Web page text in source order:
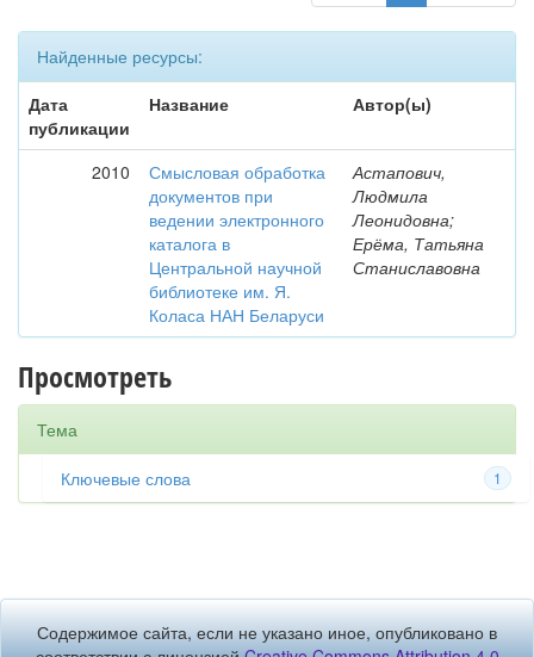
Найденные ресурсы:
Дата
публикации
Название Автор(ы)
2010
Смысловая обработка
документов при
ведении электронного
каталога в
Центральной научной
библиотеке им. Я.
Коласа НАН Беларуси
Астапович,
Людмила
Леонидовна;
Ерёма, Татьяна
Станиславовна
Просмотреть
Тема
1
Ключевые слова
Содержимое сайта, если не указано иное, опубликовано в